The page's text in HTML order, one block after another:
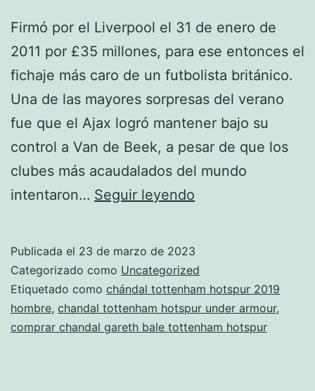
Firmó por el Liverpool el 31 de enero de
2011 por £35 millones, para ese entonces el
fichaje más caro de un futbolista británico.
Una de las mayores sorpresas del verano
fue que el Ajax logró mantener bajo su
control a Van de Beek, a pesar de que los
clubes más acaudalados del mundo
intentaron… Seguir leyendo
barata
rosa
Publicada el 23 de marzo de 2023
Categorizado como Uncategorized
Etiquetado como chándal tottenham hotspur 2019
hombre, chandal tottenham hotspur under armour,
comprar chandal gareth bale tottenham hotspur